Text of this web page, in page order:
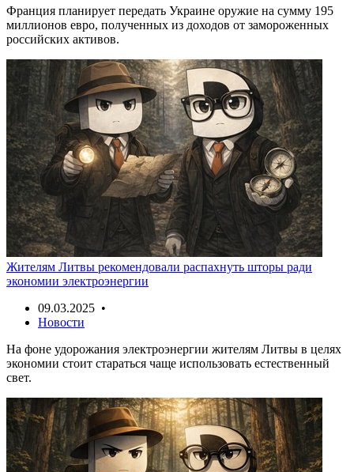
Франция планирует передать Украине оружие на сумму 195
миллионов евро, полученных из доходов от замороженных
российских активов.
Жителям Литвы рекомендовали распахнуть шторы ради
экономии электроэнергии
09.03.2025 •
Новости
На фоне удорожания электроэнергии жителям Литвы в целях
экономии стоит стараться чаще использовать естественный
свет.